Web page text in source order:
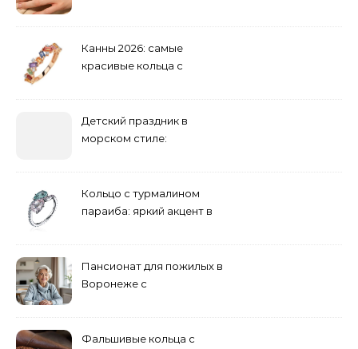
Канны 2026: самые
красивые кольца с
Детский праздник в
морском стиле:
Кольцо с турмалином
параиба: яркий акцент в
Пансионат для пожилых в
Воронеже с
Фальшивые кольца с